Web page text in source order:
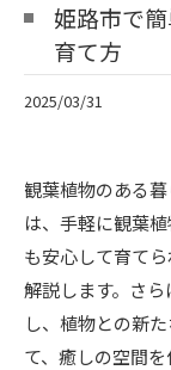
姫路市で
育て方
2025/03/31
観葉植物のある
は、手軽に観葉
も安心して育て
解説します。さ
し、植物との新
て、癒しの空間